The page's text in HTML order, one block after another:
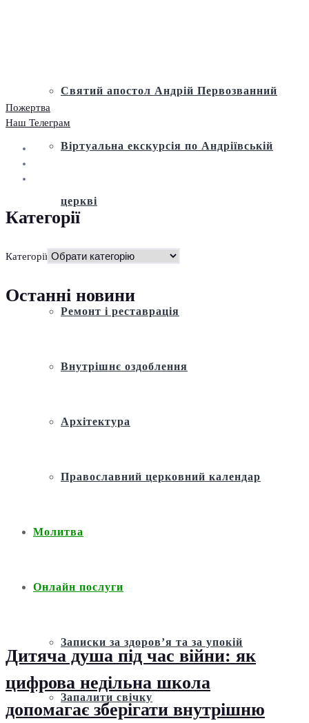
Святий апостол Андрій Первозванний
Віртуальна екскурсія по Андріївській
церкві
Історія
Ремонт і реставрація
Внутрішнє оздоблення
Архітектура
Православний церковний календар
Молитва
Онлайн послуги
Записки за здоров’я та за упокій
Запалити свічку
Пожертва
Наш Телеграм
Категорії
Категорії
Останні новини
Дитяча душа під час війни: як
цифрова недільна школа
допомагає зберігати внутрішню